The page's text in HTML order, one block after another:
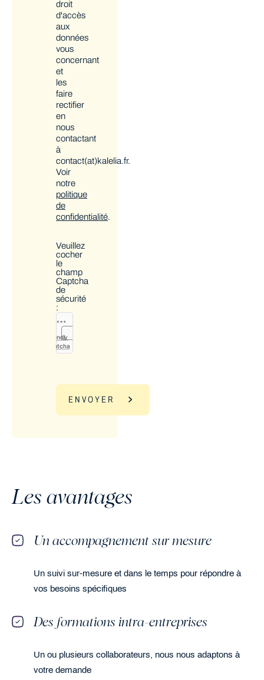
droit
d'accès
aux
données
vous
concernant
et
les
faire
rectifier
en
nous
contactant
à
contact(at)kalelia.fr.
Voir
notre
politique
de
confidentialité.
Veuillez
cocher
le
champ
Captcha
de
sécurité
:
Friendly
Captcha
ENVOYER
Les avantages
Un accompagnement sur mesure
Un suivi sur-mesure et dans le temps pour répondre à
vos besoins spécifiques
Des formations intra-entreprises
Un ou plusieurs collaborateurs, nous nous adaptons à
votre demande